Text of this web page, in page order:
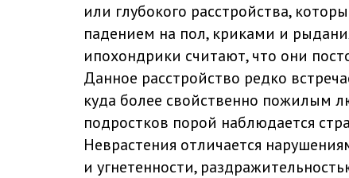
или глубокого расстройства,
падением на пол, криками и
ипохондрики считают, что они
Данное расстройство редко
куда более свойственно пожилым
подростков порой наблюдается
Неврастения отличается
и угнетенности,